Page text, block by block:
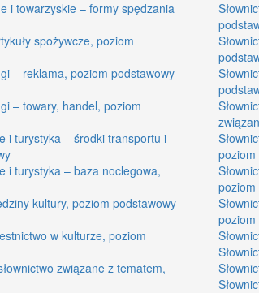
i towarzyskie – formy spędzania
spożywcze, poziom
– reklama, poziom podstawowy
– towary, handel, poziom
i turystyka – środki transportu i
poziom
i turystyka – baza noclegowa,
poziom
kultury, poziom podstawowy
poziom
w kulturze, poziom
związane z tematem,